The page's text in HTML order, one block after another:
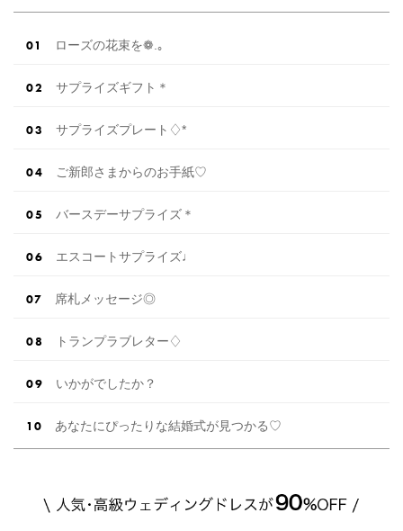
ローズの花束を❁.｡
サプライズギフト＊
サプライズプレート♢*
ご新郎さまからのお手紙♡
バースデーサプライズ＊
エスコートサプライズ♩
席札メッセージ◎
トランプラブレター♢
いかがでしたか？
あなたにぴったりな結婚式が見つかる♡